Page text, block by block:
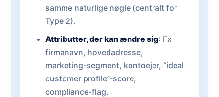
samme naturlige nøgle (centralt for
Type 2).
Attributter, der kan ændre sig: Fx
firmanavn, hovedadresse,
marketing-segment, kontoejer, “ideal
customer profile”-score,
compliance-flag.